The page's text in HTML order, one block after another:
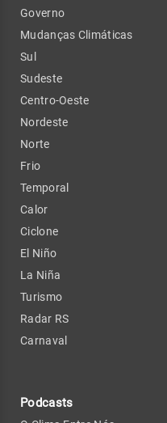
Governo
Mudanças Climáticas
Sul
Sudeste
Centro-Oeste
Nordeste
Norte
Frio
Temporal
Calor
Ciclone
El Niño
La Niña
Turismo
Radar RS
Carnaval
Podcasts